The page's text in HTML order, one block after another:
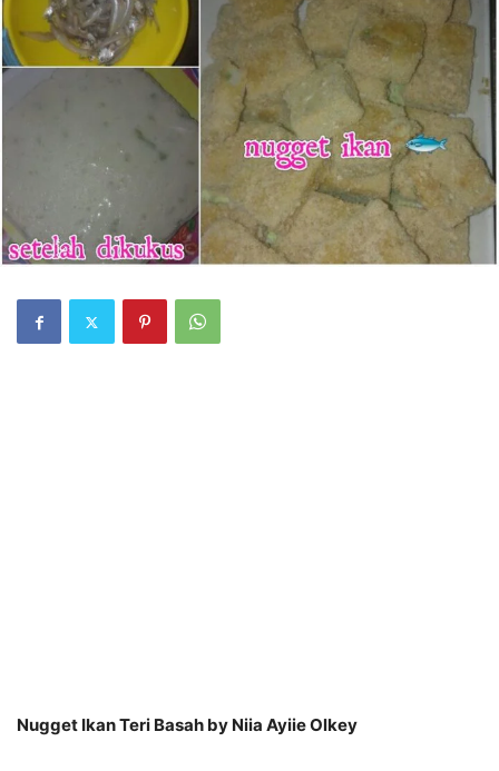
Nugget Ikan Teri Basah by Niia Ayiie Olkey